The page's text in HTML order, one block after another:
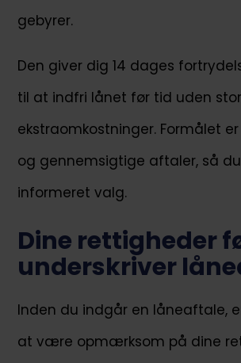
gebyrer.
Den giver dig 14 dages
til at indfri lånet før tid uden
ekstraomkostninger. Formålet
og gennemsigtige aftaler, så
informeret valg.
Dine rettigheder
underskriver
Inden du indgår en låneaftale,
at være opmærksom på dine